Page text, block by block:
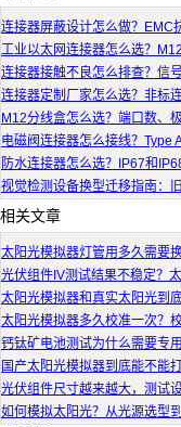
连接器屏蔽设计怎么做？EMC
工业以太网连接器怎么选？
连接器接触不良怎么排查？信
连接器定制厂家怎么选？非标
M12分线盒怎么选？端口数、
电磁阀连接器怎么接线？Type
防水连接器怎么选？IP67和
视觉检测设备换型迁移指南：
相关文章
太阳光模拟器灯管用多久需要
光伏组件IV测试结果不稳定？
太阳光模拟器和真实太阳光到
太阳光模拟器多久校准一次？
钙钛矿电池测试为什么需要专
国产太阳光模拟器到底能不能
光伏组件尺寸越来越大，测试
如何模拟太阳光？从光源选型